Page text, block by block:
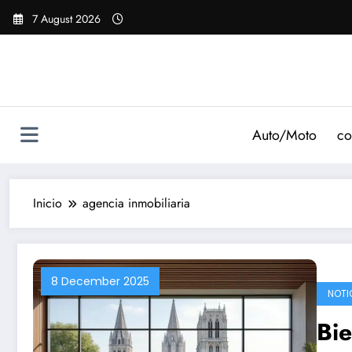
Saltar
7 August 2026
Auto/Moto
Inicio agencia inmobiliaria
8 December 2025